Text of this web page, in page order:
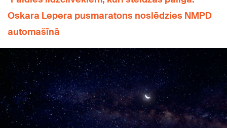
Oskara Lepera pusmaratons noslēdzies NMPD
automašīnā